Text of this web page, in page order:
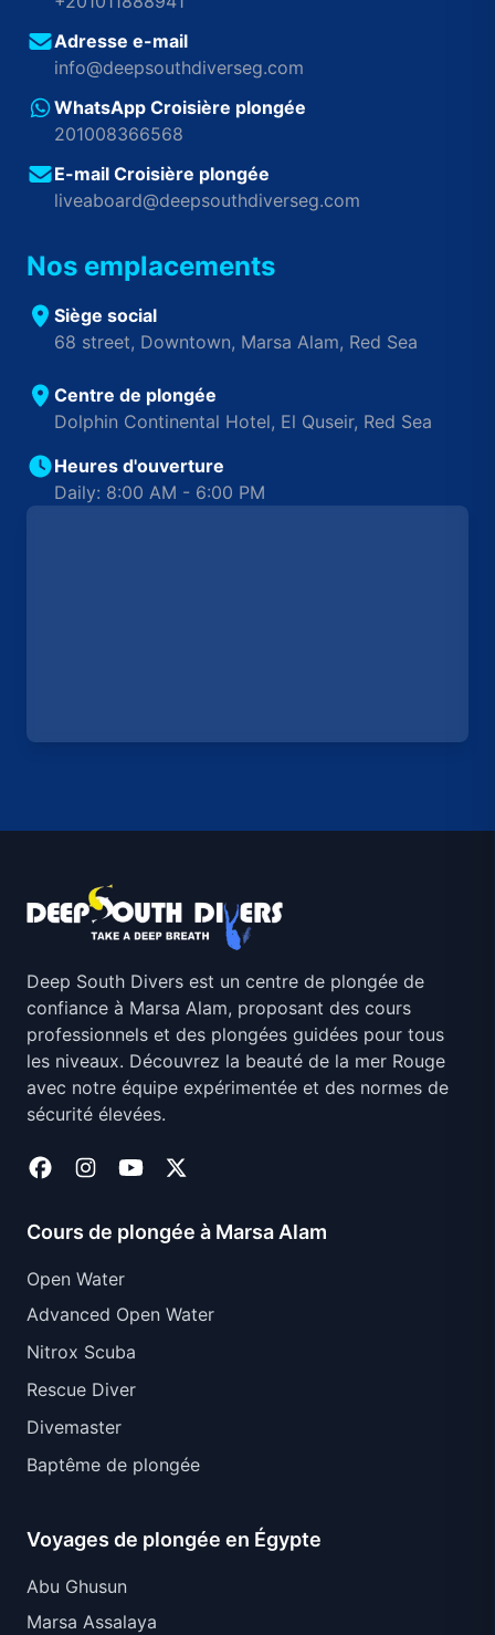
Adresse e-mail
info@deepsouthdiverseg.com
WhatsApp Croisière plongée
201008366568
E-mail Croisière plongée
liveaboard@deepsouthdiverseg.com
Nos emplacements
Siège social
68 street, Downtown, Marsa Alam, Red Sea
Centre de plongée
Dolphin Continental Hotel, El Quseir, Red Sea
Heures d'ouverture
Daily: 8:00 AM - 6:00 PM
Deep South Divers est un centre de plongée de
confiance à Marsa Alam, proposant des cours
professionnels et des plongées guidées pour tous
les niveaux. Découvrez la beauté de la mer Rouge
avec notre équipe expérimentée et des normes de
sécurité élevées.
Cours de plongée à Marsa Alam
Open Water
Advanced Open Water
Nitrox Scuba
Rescue Diver
Divemaster
Baptême de plongée
Voyages de plongée en Égypte
Abu Ghusun
Marsa Assalaya